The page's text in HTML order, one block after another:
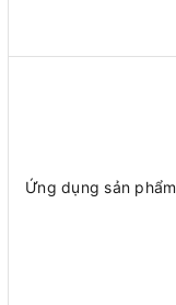
Ứng dụng sản phẩm